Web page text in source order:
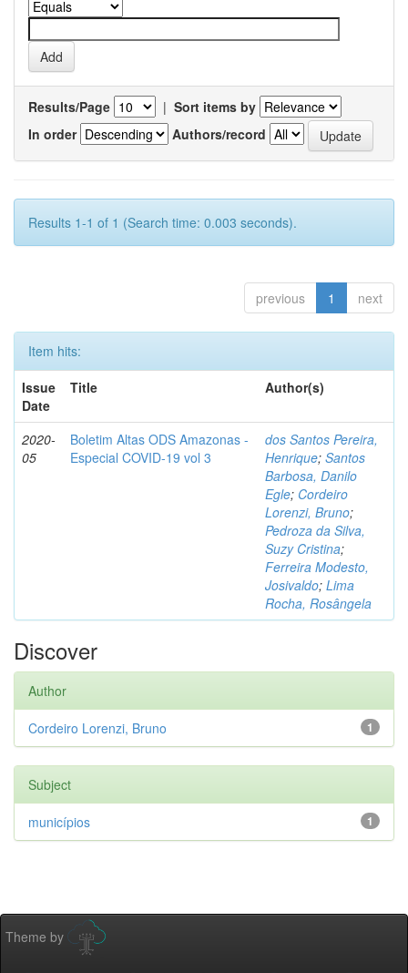
Results/Page | Sort items by
In order
Authors/record
Results 1-1 of 1 (Search time: 0.003 seconds).
previous 1 next
Item hits:
Issue
Date
Title Author(s)
2020-
05
Boletim Altas ODS Amazonas -
Especial COVID-19 vol 3
dos Santos Pereira,
Henrique; Santos
Barbosa, Danilo
Egle; Cordeiro
Lorenzi, Bruno;
Pedroza da Silva,
Suzy Cristina;
Ferreira Modesto,
Josivaldo; Lima
Rocha, Rosângela
Discover
Author
1
Cordeiro Lorenzi, Bruno
Subject
1
municípios
Theme by